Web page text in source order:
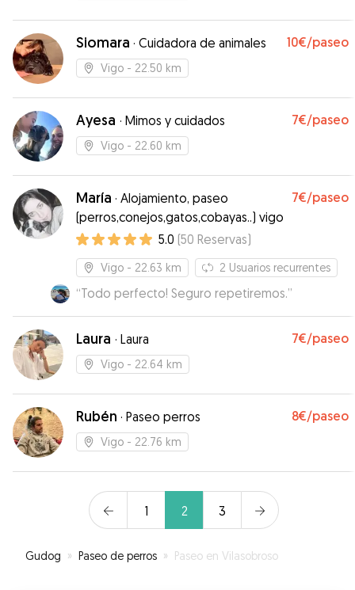
Siomara · Cuidadora de animales 10€/paseo
Vigo - 22.50 km
Ayesa · Mimos y cuidados 7€/paseo
Vigo - 22.60 km
María · Alojamiento, paseo
(perros,conejos,gatos,cobayas..) vigo
7€/paseo
5.0 (50 Reservas)
Vigo - 22.63 km 2 Usuarios recurrentes
“Todo perfecto! Seguro repetiremos.”
Laura · Laura 7€/paseo
Vigo - 22.64 km
Rubén · Paseo perros 8€/paseo
Vigo - 22.76 km
1 2 3
Gudog » Paseo de perros » Paseo en Vilasobroso